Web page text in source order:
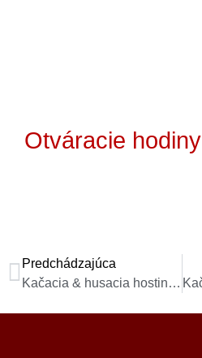
Otváracie hodiny
Predchádzajúca
Kačacia & husacia hostina 2023